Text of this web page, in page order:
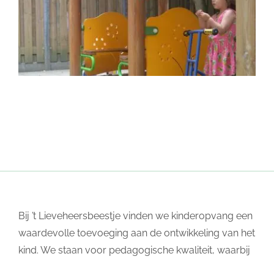
Bij ’t Lieveheersbeestje vinden we kinderopvang een
waardevolle toevoeging aan de ontwikkeling van het
kind. We staan voor pedagogische kwaliteit, waarbij